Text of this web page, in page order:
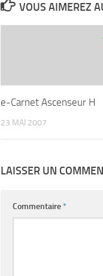
VOUS AIMEREZ
e-Carnet Ascenseur H
23 MAI 2007
LAISSER UN
Commentaire*